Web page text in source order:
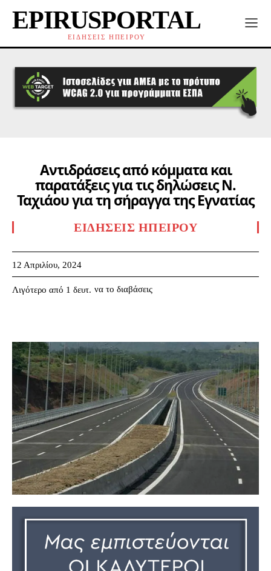
EPIRUSPORTAL
ΕΙΔΗΣΕΙΣ ΗΠΕΙΡΟΥ
Αντιδράσεις από κόμματα και
παρατάξεις για τις δηλώσεις Ν.
Ταχιάου για τη σήραγγα της Εγνατίας
ΕΙΔΉΣΕΙΣ ΗΠΕΊΡΟΥ
12 Απριλίου, 2024
Λιγότερο από 1 δευτ. να το διαβάσεις